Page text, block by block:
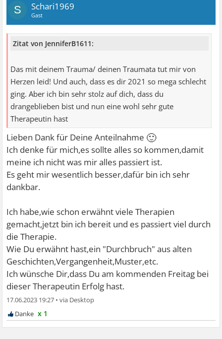
S Schari1969
Gast
Zitat von JenniferB1611:
Das mit deinem Trauma/ deinen Traumata tut mir von
Herzen leid! Und auch, dass es dir 2021 so mega schlecht
ging. Aber ich bin sehr stolz auf dich, dass du
drangeblieben bist und nun eine wohl sehr gute
Therapeutin hast
Lieben Dank für Deine Anteilnahme 🙂
Ich denke für mich,es sollte alles so kommen,damit
meine ich nicht was mir alles passiert ist.
Es geht mir wesentlich besser,dafür bin ich sehr
dankbar.
Ich habe,wie schon erwähnt viele Therapien
gemacht,jetzt bin ich bereit und es passiert viel durch
die Therapie.
Wie Du erwähnt hast,ein "Durchbruch" aus alten
Geschichten,Vergangenheit,Muster,etc.
Ich wünsche Dir,dass Du am kommenden Freitag bei
dieser Therapeutin Erfolg hast.
17.06.2023 19:27 •
x 1